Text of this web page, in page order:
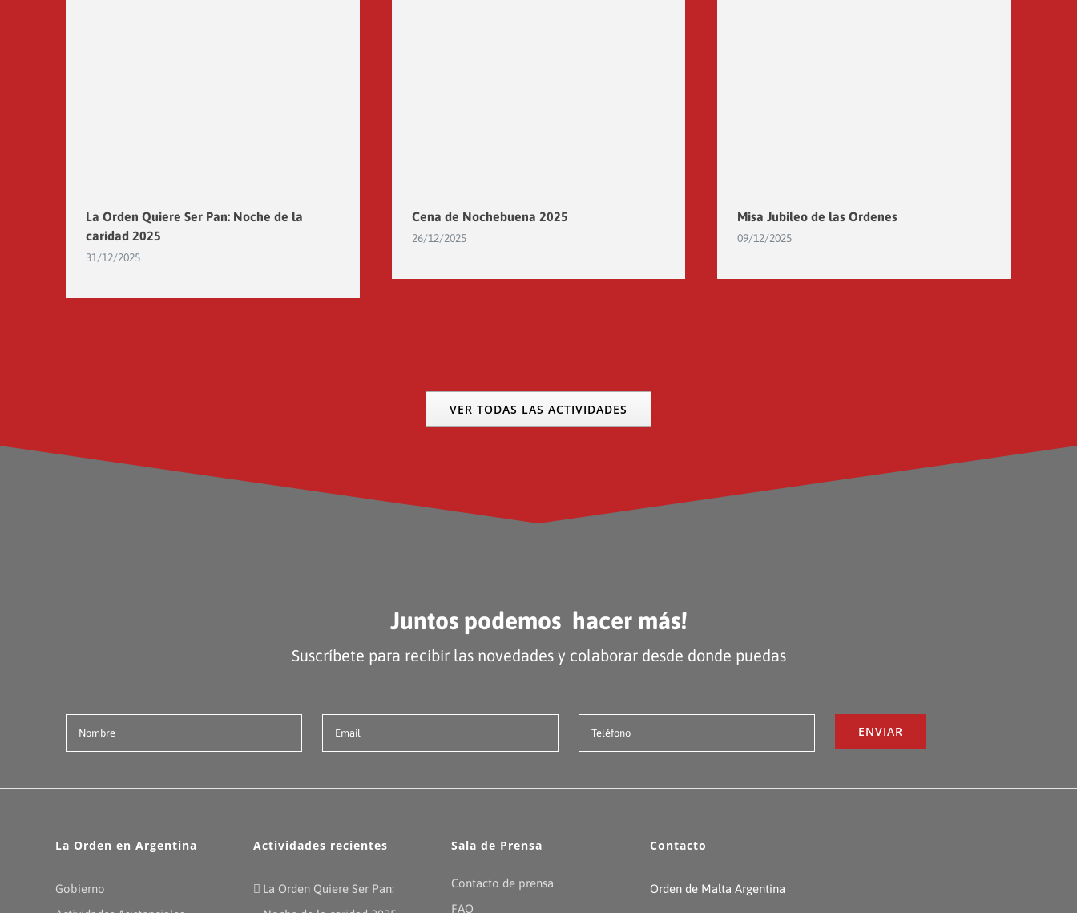
La Orden Quiere Ser Pan: Noche de la
caridad 2025
31/12/2025
Cena de Nochebuena 2025
26/12/2025
Misa Jubileo de las Ordenes
09/12/2025
VER TODAS LAS ACTIVIDADES
Juntos podemos hacer más!
Suscríbete para recibir las novedades y colaborar desde donde puedas
La Orden en Argentina
Gobierno
Actividades recientes
La Orden Quiere Ser Pan:
Sala de Prensa
Contacto de prensa
FAQ
Contacto
Orden de Malta Argentina